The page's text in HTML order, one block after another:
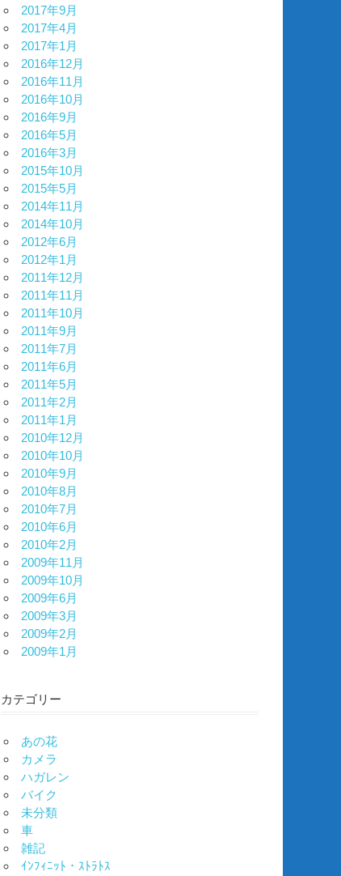
2017年9月
2017年4月
2017年1月
2016年12月
2016年11月
2016年10月
2016年9月
2016年5月
2016年3月
2015年10月
2015年5月
2014年11月
2014年10月
2012年6月
2012年1月
2011年12月
2011年11月
2011年10月
2011年9月
2011年7月
2011年6月
2011年5月
2011年2月
2011年1月
2010年12月
2010年10月
2010年9月
2010年8月
2010年7月
2010年6月
2010年2月
2009年11月
2009年10月
2009年6月
2009年3月
2009年2月
2009年1月
カテゴリー
あの花
カメラ
ハガレン
バイク
未分類
車
雑記
ｲﾝﾌｨﾆｯﾄ・ｽﾄﾗﾄｽ